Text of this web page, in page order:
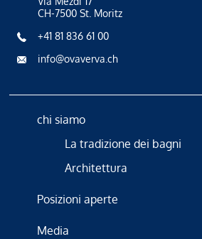
CH-7500 St. Moritz
+41 81 836 61 00
info@ovaverva.ch
chi siamo
La tradizione dei bagni
Architettura
Posizioni aperte
Media